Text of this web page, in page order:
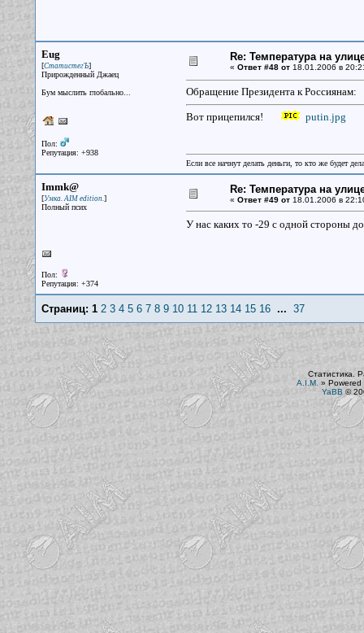
Eug
[СтатистегЪ]
Прирожденный Джаец
Бум мыслить глобально...
Пол:
Репутация: +938
Re: Температура на
« Ответ #48 от18.01.2006 в
Обращение Президента к Россиянам:
Вот прицепился! putin.jpg
Если все начнут делать деньги, то кто же будет
Immk@
[Умка. AIM edition.]
Полный псих
Пол:
Репутация: +374
Re: Температура на
« Ответ #49 от18.01.2006 в
У нас каких то -29 с одной стороны
Страниц: 1 2 3 4 5 6 7 8 9 10 11 12 13 14 15 16... 37
Статистика.
A.I.M. » Powered
YaBB©